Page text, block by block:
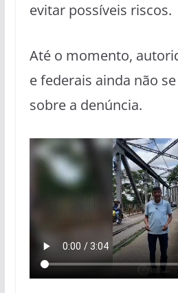
evitar possíveis riscos.
Até o momento,
e federais ainda não
sobre a denúncia.